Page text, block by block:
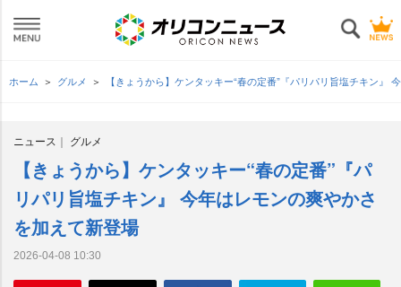
ホーム グルメ 【きょうから】ケンタッキー“春の定番”『パリパリ旨塩チキン』
ニュース グルメ
【きょうから】ケンタッキー“春の定番”『パ
リパリ旨塩チキン』 今年はレモンの爽やかさ
を加えて新登場
2026-04-08 10:30